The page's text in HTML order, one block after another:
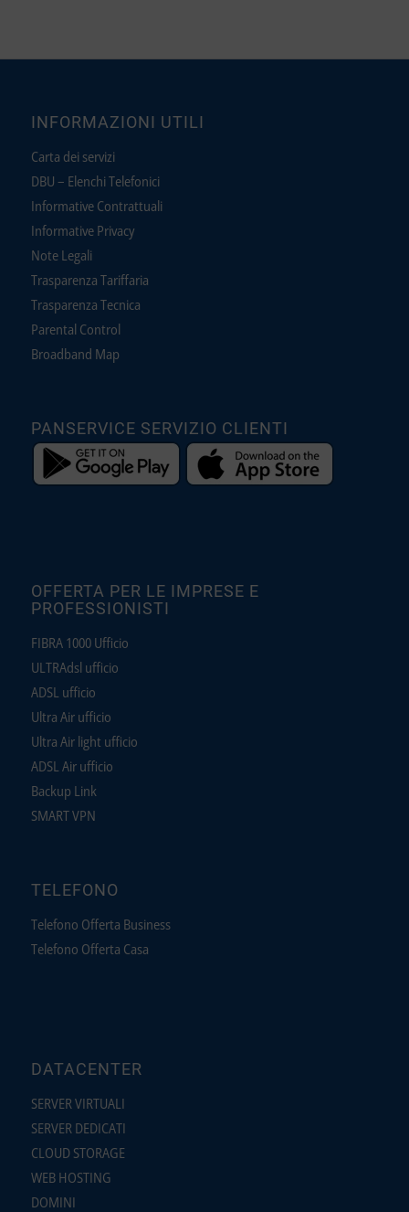
INFORMAZIONI UTILI
Carta dei servizi
DBU – Elenchi Telefonici
Informative Contrattuali
Informative Privacy
Note Legali
Trasparenza Tariffaria
Trasparenza Tecnica
Parental Control
Broadband Map
PANSERVICE SERVIZIO CLIENTI
OFFERTA PER LE IMPRESE E
PROFESSIONISTI
FIBRA 1000 Ufficio
ULTRAdsl ufficio
ADSL ufficio
Ultra Air ufficio
Ultra Air light ufficio
ADSL Air ufficio
Backup Link
SMART VPN
TELEFONO
Telefono Offerta Business
Telefono Offerta Casa
DATACENTER
SERVER VIRTUALI
SERVER DEDICATI
CLOUD STORAGE
WEB HOSTING
DOMINI